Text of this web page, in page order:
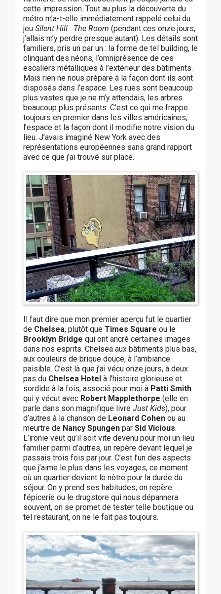
cette impression. Tout au plus la découverte du
métro m’a-t-elle immédiatement rappelé celui du
jeu Silent Hill : The Room (pendant ces onze jours,
j’allais m’y perdre presque autant). Les détails sont
familiers, pris un par un : la forme de tel building, le
clinquant des néons, l’omniprésence de ces
escaliers métalliques à l’extérieur des bâtiments.
Mais rien ne nous prépare à la façon dont ils sont
disposés dans l’espace. Les rues sont beaucoup
plus vastes que je ne m’y attendais, les arbres
beaucoup plus présents. C’est ce qui me frappe
toujours en premier dans les villes américaines,
l’espace et la façon dont il modifie notre vision du
lieu. J’avais imaginé New York avec des
représentations européennes sans grand rapport
avec ce que j’ai trouvé sur place.
Il faut dire que mon premier aperçu fut le quartier
de Chelsea, plutôt que Times Square ou le
Brooklyn Bridge qui ont ancré certaines images
dans nos esprits. Chelsea aux bâtiments plus bas,
aux couleurs de brique douce, à l’ambiance
paisible. C’est là que j’ai vécu onze jours, à deux
pas du Chelsea Hotel à l’histoire glorieuse et
sordide à la fois, associé pour moi à Patti Smith
qui y vécut avec Robert Mapplethorpe (elle en
parle dans son magnifique livre Just Kids), pour
d’autres à la chanson de Leonard Cohen ou au
meurtre de Nancy Spungen par Sid Vicious.
L’ironie veut qu’il soit vite devenu pour moi un lieu
familier parmi d’autres, un repère devant lequel je
passais trois fois par jour. C’est l’un des aspects
que j’aime le plus dans les voyages, ce moment
où un quartier devient le nôtre pour la durée du
séjour. On y prend ses habitudes, on repère
l’épicerie ou le drugstore qui nous dépannera
souvent, on se promet de tester telle boutique ou
tel restaurant, on ne le fait pas toujours.